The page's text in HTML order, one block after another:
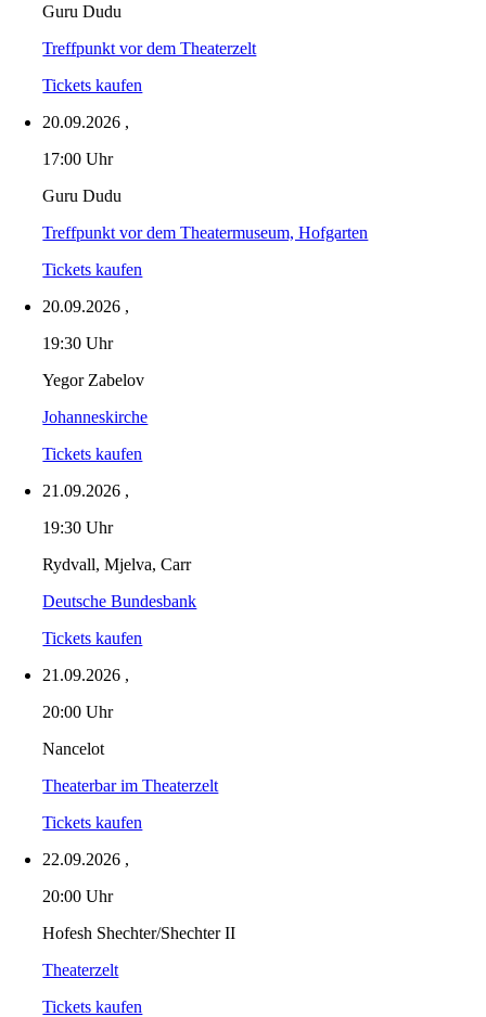
Guru Dudu
Treffpunkt vor dem Theaterzelt
Tickets kaufen
20.09.2026 ,
17:00 Uhr
Guru Dudu
Treffpunkt vor dem Theatermuseum, Hofgarten
Tickets kaufen
20.09.2026 ,
19:30 Uhr
Yegor Zabelov
Johanneskirche
Tickets kaufen
21.09.2026 ,
19:30 Uhr
Rydvall, Mjelva, Carr
Deutsche Bundesbank
Tickets kaufen
21.09.2026 ,
20:00 Uhr
Nancelot
Theaterbar im Theaterzelt
Tickets kaufen
22.09.2026 ,
20:00 Uhr
Hofesh Shechter/Shechter II
Theaterzelt
Tickets kaufen